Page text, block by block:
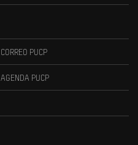
CORREO PUCP
AGENDA PUCP